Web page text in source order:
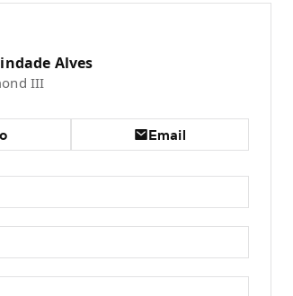
Alves
III
Email